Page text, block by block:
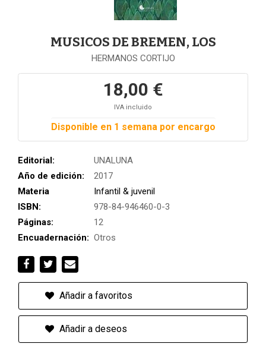
MUSICOS DE BREMEN, LOS
HERMANOS CORTIJO
18,00 €
IVA incluido
Disponible en 1 semana por encargo
Editorial:
UNALUNA
Año de edición:
2017
Materia
Infantil & juvenil
ISBN:
978-84-946460-0-3
Páginas:
12
Encuadernación: Otros
Añadir a favoritos
Añadir a deseos